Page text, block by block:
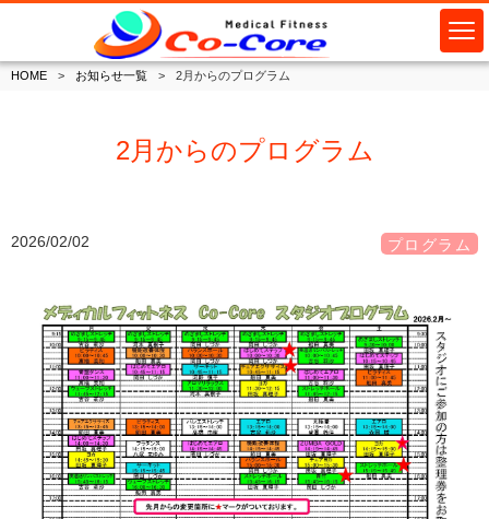
HOME お知らせ一覧 2月からのプログラム
2月からのプログラム
2026/02/02 プログラム